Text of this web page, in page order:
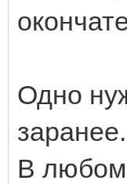
Одно
заранее.
В любом